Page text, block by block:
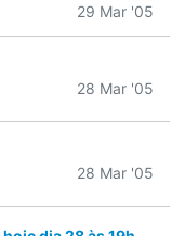
29 Mar '05
28 Mar '05
28 Mar '05